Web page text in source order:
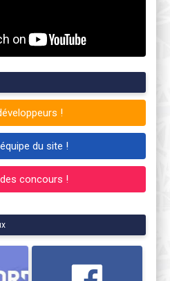
!
du site !
concours !